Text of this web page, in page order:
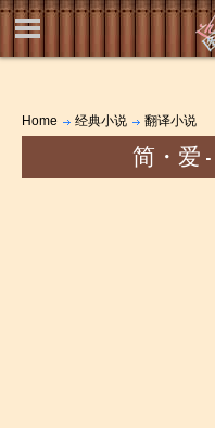
Home 经典小说 翻译小说
简・爱